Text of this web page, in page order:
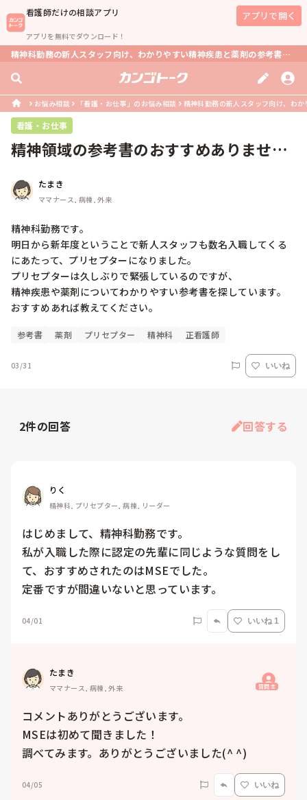
看護師だけの相談アプリ
アプリを無料でダウンロード！
アプリで開く
精神科勤務の新人スタッフ向け、わかりやすい精神疾患と薬剤の参考書は？
お悩み相談 「看護・お仕事」のお悩み相談 精神科勤務の新人スタッフ向け、わ
看護・お仕事
精神領域の参考書のおすすめありません
たまき
ママナース, 病棟, 外来
精神科勤務です。
明日から新年度ということで新人スタッフも数名入職してくる
にあたって、プリセプターになりました。
プリセプターは久しぶりで緊張しているのですが、
精神疾患や薬剤についてわかりやすい参考書を探しています。
おすすめあれば教えてください。
参考書 薬剤 プリセプター 精神科 正看護師
03/31 いいね
2件の回答 回答する
りく
精神科, プリセプター, 病棟, リーダー
はじめまして、精神科勤務です。
私が入職した際に認定の先輩に同じような質問をし
て、おすすめされたのはMSEでした。
定番ですが間違いないと思っています。
04/01 いいね 1
たまき
ママナース, 病棟, 外来 質問主
コメントありがとうございます。
MSEは初めて聞きました！
調べてみます。ありがとうございました(^ ^)
04/05 いいね